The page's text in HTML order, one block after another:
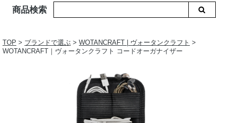
商品検索
TOP > ブランドで選ぶ > WOTANCRAFT | ヴォータンクラフト >
WOTANCRAFT｜ヴォータンクラフト コードオーガナイザー